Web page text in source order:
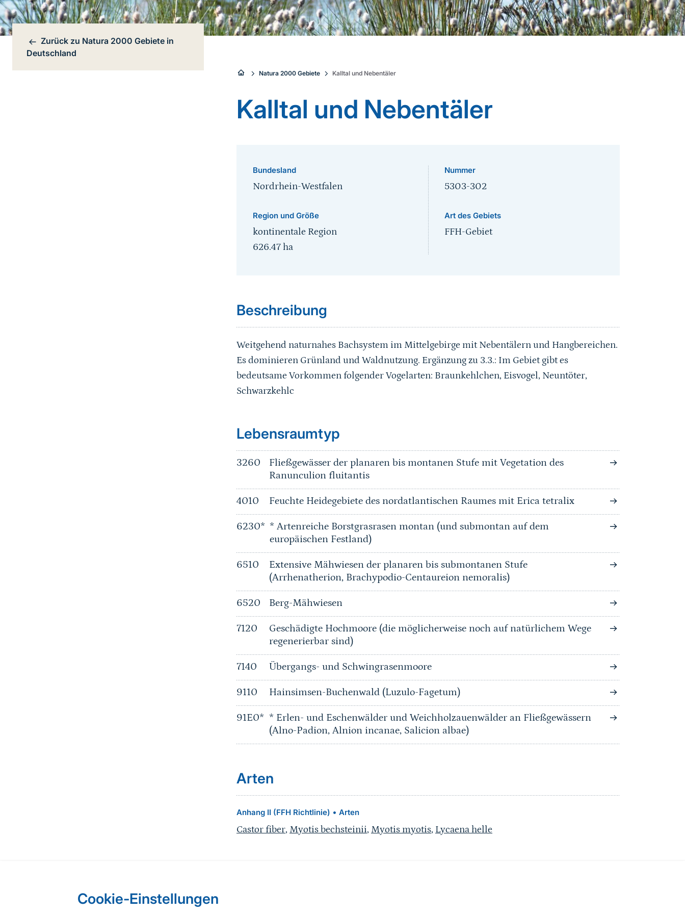
Cookie-Einstellungen
Bereichsnavigation
Zurück zu Natura 2000 Gebiete in
Deutschland
Sie
sind
hier:
Natura 2000 Gebiete Kalltal und Nebentäler
Kalltal und Nebentäler
Bundesland
Nordrhein-Westfalen
Region und Größe
kontinentale Region
626.47ha
Nummer
5303-302
Art des Gebiets
FFH-Gebiet
Beschreibung
Weitgehend naturnahes Bachsystem im Mittelgebirge mit Nebentälern und Hangbereichen.
Es dominieren Grünland und Waldnutzung. Ergänzung zu 3.3.: Im Gebiet gibt es
bedeutsame Vorkommen folgender Vogelarten: Braunkehlchen, Eisvogel, Neuntöter,
Schwarzkehlc
Sprungmarke
Lebensraumtyp
3260
Fließgewässer der planaren bis montanen Stufe mit Vegetation des
Ranunculion fluitantis
4010 Feuchte Heidegebiete des nordatlantischen Raumes mit Erica tetralix
6230* * Artenreiche Borstgrasrasen montan (und submontan auf dem
europäischen Festland)
6510
Extensive Mähwiesen der planaren bis submontanen Stufe
(Arrhenatherion, Brachypodio-Centaureion nemoralis)
6520 Berg-Mähwiesen
7120
Geschädigte Hochmoore (die möglicherweise noch auf natürlichem Wege
regenerierbar sind)
7140 Übergangs- und Schwingrasenmoore
9110 Hainsimsen-Buchenwald (Luzulo-Fagetum)
91E0* * Erlen- und Eschenwälder und Weichholzauenwälder an Fließgewässern
(Alno-Padion, Alnion incanae, Salicion albae)
Arten
Anhang II (FFH Richtlinie) • Arten
Castor fiber, Myotis bechsteinii, Myotis myotis, Lycaena helle